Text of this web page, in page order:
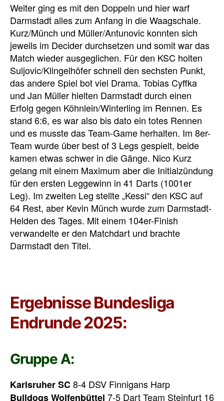
Weiter ging es mit den Doppeln und hier warf
Darmstadt alles zum Anfang in die Waagschale.
Kurz/Münch und Müller/Antunovic konnten sich
jeweils im Decider durchsetzen und somit war das
Match wieder ausgeglichen. Für den KSC holten
Suljovic/Klingelhöfer schnell den sechsten Punkt,
das andere Spiel bot viel Drama. Tobias Cyffka
und Jan Müller hielten Darmstadt durch einen
Erfolg gegen Köhnlein/Winterling im Rennen. Es
stand 6:6, es war also bis dato ein totes Rennen
und es musste das Team-Game herhalten. Im 8er-
Team wurde über best of 3 Legs gespielt, beide
kamen etwas schwer in die Gänge. Nico Kurz
gelang mit einem Maximum aber die Initialzündung
für den ersten Leggewinn in 41 Darts (1001er
Leg). Im zweiten Leg stellte „Kessi“ den KSC auf
64 Rest, aber Kevin Münch wurde zum Darmstadt-
Helden des Tages. Mit einem 104er-Finish
verwandelte er den Matchdart und brachte
Darmstadt den Titel.
Ergebnisse Bundesliga
Endrunde 2025:
Gruppe A:
Karlsruher SC8-4 DSV Finnigans Harp
Bulldogs Wolfenbüttel 7-5 Dart Team Steinfurt 16